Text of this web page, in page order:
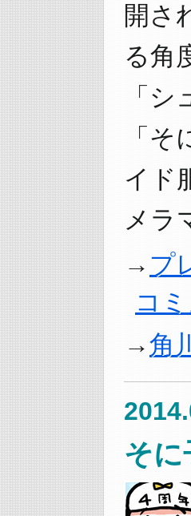
開さ
る角
「
「
イド
メラ
プ
コミ
角
そに